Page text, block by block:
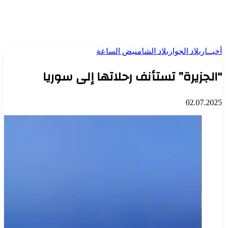
أخبــار بلاد الجوار بلاد الشامنبض الساعة
“الجزيرة” تستأنف رحلاتها إلى سوريا
02.07.2025